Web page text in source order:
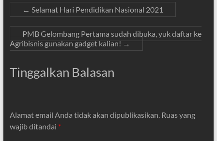
← Selamat Hari Pendidikan Nasional 2021
PMB Gelombang Pertama sudah dibuka, yuk daftar ke
Agribisnis gunakan gadget kalian!→
Tinggalkan Balasan
Alamat email Anda tidak akan dipublikasikan. Ruas yang
wajib ditandai *